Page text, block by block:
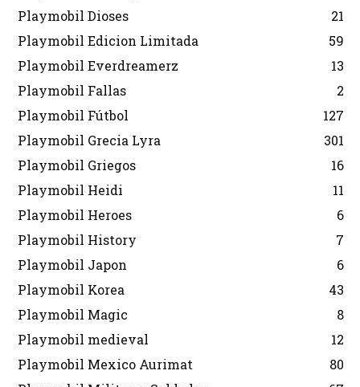
Playmobil Dioses
21
Playmobil Edicion Limitada
59
Playmobil Everdreamerz
13
Playmobil Fallas
2
Playmobil Fútbol
127
Playmobil Grecia Lyra
301
Playmobil Griegos
16
Playmobil Heidi
11
Playmobil Heroes
6
Playmobil History
7
Playmobil Japon
6
Playmobil Korea
43
Playmobil Magic
8
Playmobil medieval
12
Playmobil Mexico Aurimat
80